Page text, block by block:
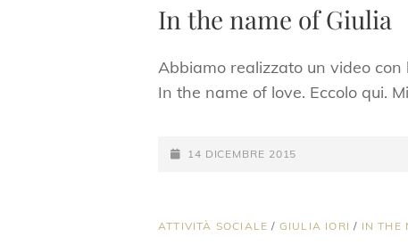
In the name of Giulia
Abbiamo realizzato un video
In the name of love. Eccolo qui.
POSTED-
14 DICEMBRE 2015
CAT
ATTIVITÀ SOCIALE / GIULIA IORI / IN THE